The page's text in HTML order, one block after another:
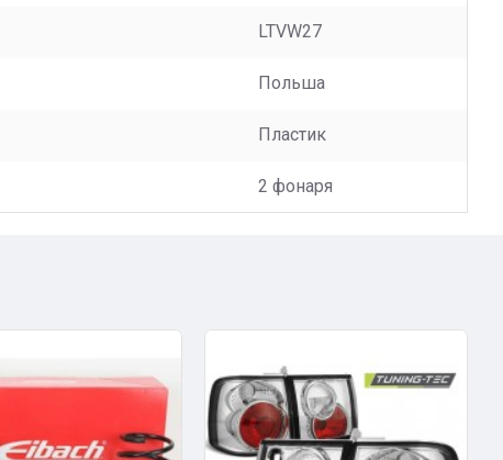
LTVW27
Польша
Пластик
2 фонаря